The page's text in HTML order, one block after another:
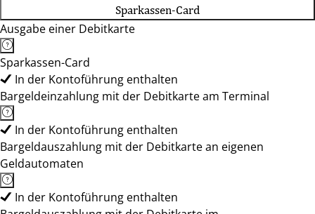
Sparkassen-Card
Ausgabe einer Debitkarte
Sparkassen-Card
In der Kontoführung enthalten
Bargeldeinzahlung mit der Debitkarte am Terminal
In der Kontoführung enthalten
Bargeldauszahlung mit der Debitkarte an eigenen
Geldautomaten
In der Kontoführung enthalten